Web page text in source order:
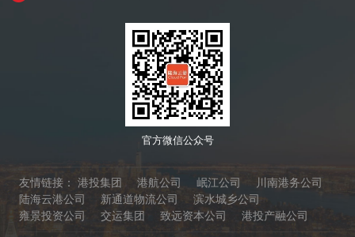
官方微信公众号
友情链接： 港投集团 港航公司 岷江公司
川南港务公司
陆海云港公司
新通道物流公司
滨水城乡公司
雍景投资公司
交运集团 致远资本公司 港投产融公司